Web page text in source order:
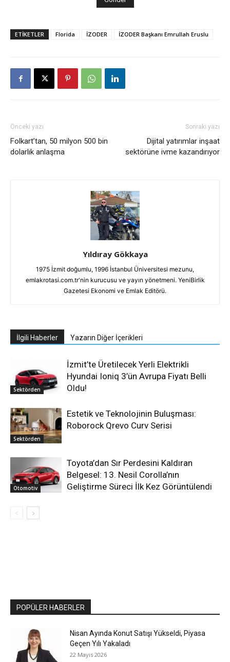
ETİKETLER Florida İZODER İZODER Başkanı Emrullah Eruslu
Önceki yazı
Folkart’tan, 50 milyon 500 bin
dolarlık anlaşma
Sonraki yazı
Dijital yatırımlar inşaat
sektörüne ivme kazandırıyor
Yıldıray Gökkaya
1975 İzmit doğumlu, 1996 İstanbul Üniversitesi mezunu,
emlakrotasi.com.tr'nin kurucusu ve yayın yönetmeni. YeniBirlik
Gazetesi Ekonomi ve Emlak Editörü.
İlgili Haberler Yazarın Diğer İçerikleri
Sektörden
İzmit’te Üretilecek Yerli Elektrikli
Hyundai Ioniq 3’ün Avrupa Fiyatı Belli
Oldu!
Sektörden
Estetik ve Teknolojinin Buluşması:
Roborock Qrevo Curv Serisi
Otomotiv
Toyota’dan Sır Perdesini Kaldıran
Belgesel: 13. Nesil Corolla’nın
Geliştirme Süreci İlk Kez Görüntülendi
POPÜLER HABERLER
Nisan Ayında Konut Satışı Yükseldi, Piyasa
Geçen Yılı Yakaladı
22 Mayıs 2026